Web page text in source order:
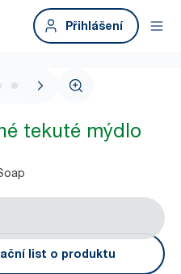
Přihlášení
tekuté mýdlo
list o produktu